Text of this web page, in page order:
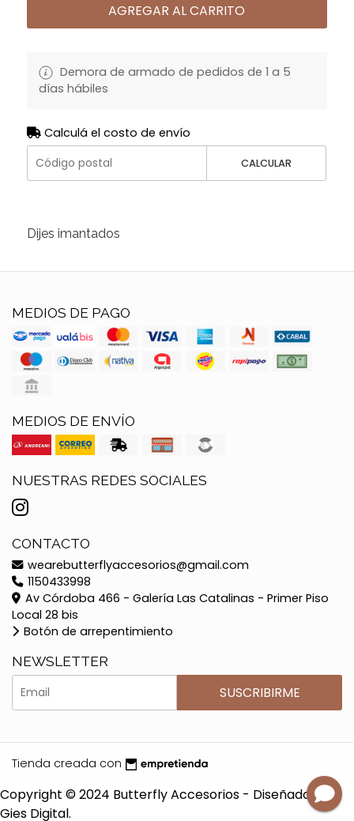
AGREGAR AL CARRITO
Demora de armado de pedidos de 1 a 5
días hábiles
Calculá el costo de envío
CALCULAR
Dijes imantados
MEDIOS DE PAGO
MEDIOS DE ENVÍO
NUESTRAS REDES SOCIALES
CONTACTO
wearebutterflyaccesorios@gmail.com
1150433998
Av Córdoba 466 - Galería Las Catalinas - Primer Piso
Local 28 bis
Botón de arrepentimiento
NEWSLETTER
SUSCRIBIRME
Tienda creada con
Copyright © 2024 Butterfly Accesorios - Diseñado por
Gies Digital.